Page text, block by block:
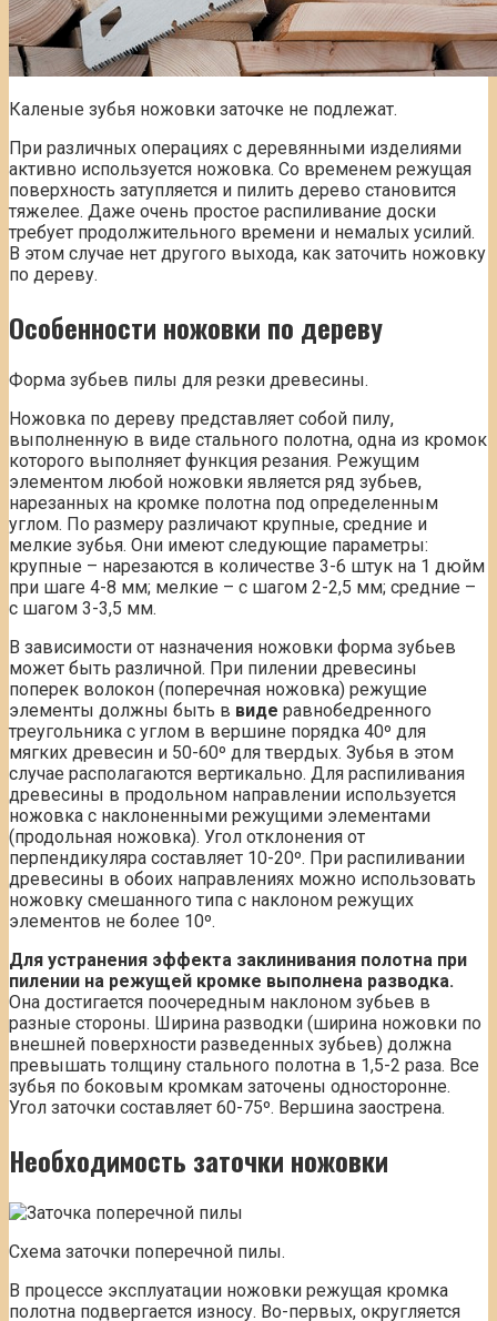
Каленые зубья ножовки заточке не подлежат.
При различных операциях с деревянными изделиями
активно используется ножовка. Со временем режущая
поверхность затупляется и пилить дерево становится
тяжелее. Даже очень простое распиливание доски
требует продолжительного времени и немалых усилий.
В этом случае нет другого выхода, как заточить ножовку
по дереву.
Особенности ножовки по дереву
Форма зубьев пилы для резки древесины.
Ножовка по дереву представляет собой пилу,
выполненную в виде стального полотна, одна из кромок
которого выполняет функция резания. Режущим
элементом любой ножовки является ряд зубьев,
нарезанных на кромке полотна под определенным
углом. По размеру различают крупные, средние и
мелкие зубья. Они имеют следующие параметры:
крупные – нарезаются в количестве 3-6 штук на 1 дюйм
при шаге 4-8 мм; мелкие – с шагом 2-2,5 мм; средние –
с шагом 3-3,5 мм.
В зависимости от назначения ножовки форма зубьев
может быть различной. При пилении древесины
поперек волокон (поперечная ножовка) режущие
элементы должны быть в виде равнобедренного
треугольника с углом в вершине порядка 40º для
мягких древесин и 50-60º для твердых. Зубья в этом
случае располагаются вертикально. Для распиливания
древесины в продольном направлении используется
ножовка с наклоненными режущими элементами
(продольная ножовка). Угол отклонения от
перпендикуляра составляет 10-20º. При распиливании
древесины в обоих направлениях можно использовать
ножовку смешанного типа с наклоном режущих
элементов не более 10º.
Для устранения эффекта заклинивания полотна при
пилении на режущей кромке выполнена разводка.
Она достигается поочередным наклоном зубьев в
разные стороны. Ширина разводки (ширина ножовки по
внешней поверхности разведенных зубьев) должна
превышать толщину стального полотна в 1,5-2 раза. Все
зубья по боковым кромкам заточены односторонне.
Угол заточки составляет 60-75º. Вершина заострена.
Необходимость заточки ножовки
Схема заточки поперечной пилы.
В процессе эксплуатации ножовки режущая кромка
полотна подвергается износу. Во-первых, округляется